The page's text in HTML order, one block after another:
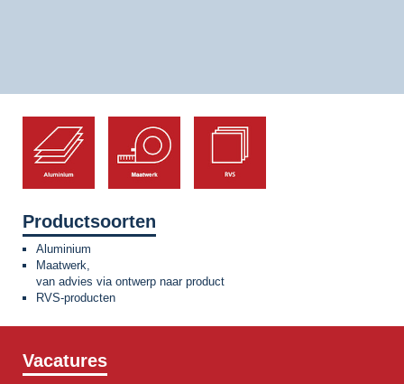
Productsoorten
Aluminium
Maatwerk,
van advies via ontwerp naar product
RVS-producten
Vacatures